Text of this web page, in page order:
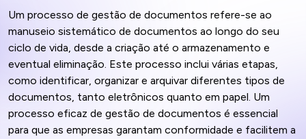
Um processo de gestão de documentos refere-se ao
manuseio sistemático de documentos ao longo do seu
ciclo de vida, desde a criação até o armazenamento e
eventual eliminação. Este processo inclui várias etapas,
como identificar, organizar e arquivar diferentes tipos de
documentos, tanto eletrônicos quanto em papel. Um
processo eficaz de gestão de documentos é essencial
para que as empresas garantam conformidade e facilitem a